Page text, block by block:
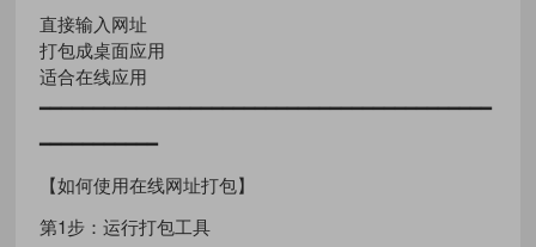
直接输入网址
打包成桌面应用
适合在线应用
━━━━━━━━━━━━━━━━━━━━━━━━━━━━━━━━━━━━━━━━━━
━━━━━━━━━━━
【如何使用在线网址打包】
第1步：运行打包工具